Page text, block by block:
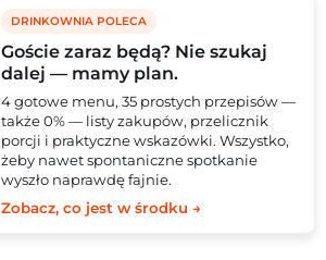
DRINKOWNIA POLECA
Goście zaraz będą? Nie szukaj
dalej — mamy plan.
4 gotowe menu, 35 prostych przepisów —
także 0% — listy zakupów, przelicznik
porcji i praktyczne wskazówki. Wszystko,
żeby nawet spontaniczne spotkanie
wyszło naprawdę fajnie.
Zobacz, co jest w środku →